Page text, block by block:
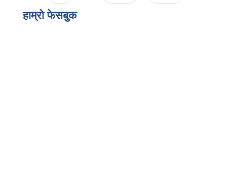
हाम्राे फेसबुक